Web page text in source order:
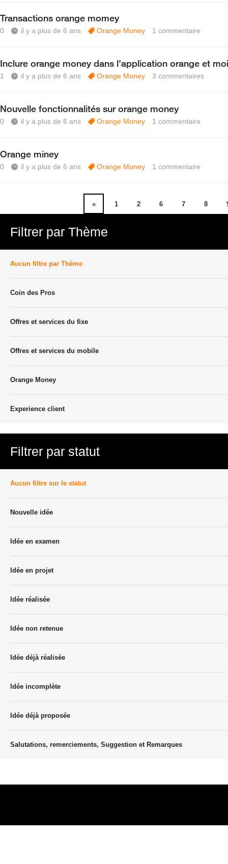
Transactions orange momey
0 il y a plus de 6 ans Orange Money 1 commentaire
Inclure orange money dans l'application orange et moi
1 il y a plus de 6 ans Orange Money 3 commentaires
Nouvelle fonctionnalités sur orange money
0 il y a plus de 6 ans Orange Money 1 commentaire
Orange miney
0 il y a plus de 6 ans Orange Money 1 commentaire
« 1 2 6 7 8
Filtrer par Thème
Aucun filtre par Thème
Coin des Pros
Offres et services du fixe
Offres et services du mobile
Orange Money
Experience client
Filtrer par statut
Aucun filtre sur le statut
Nouvelle idée
Idée en examen
Idée en projet
Idée réalisée
Idée non retenue
Idée déjà réalisée
Idée incomplète
Idée déjà proposée
Salutations, remerciements, Suggestion et Remarques